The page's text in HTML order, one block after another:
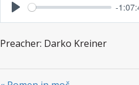
PLAY
-
Preacher: Darko Kreiner